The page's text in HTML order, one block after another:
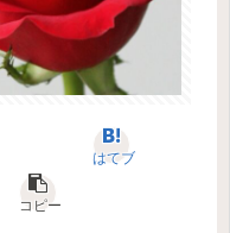
はてブ
コピー